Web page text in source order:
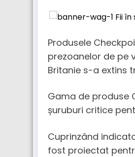
Produsele
prezoanelor de pe
Britanie s-a extins
Gama de produse
șuruburi critice
Cuprinzând
fost proiectat